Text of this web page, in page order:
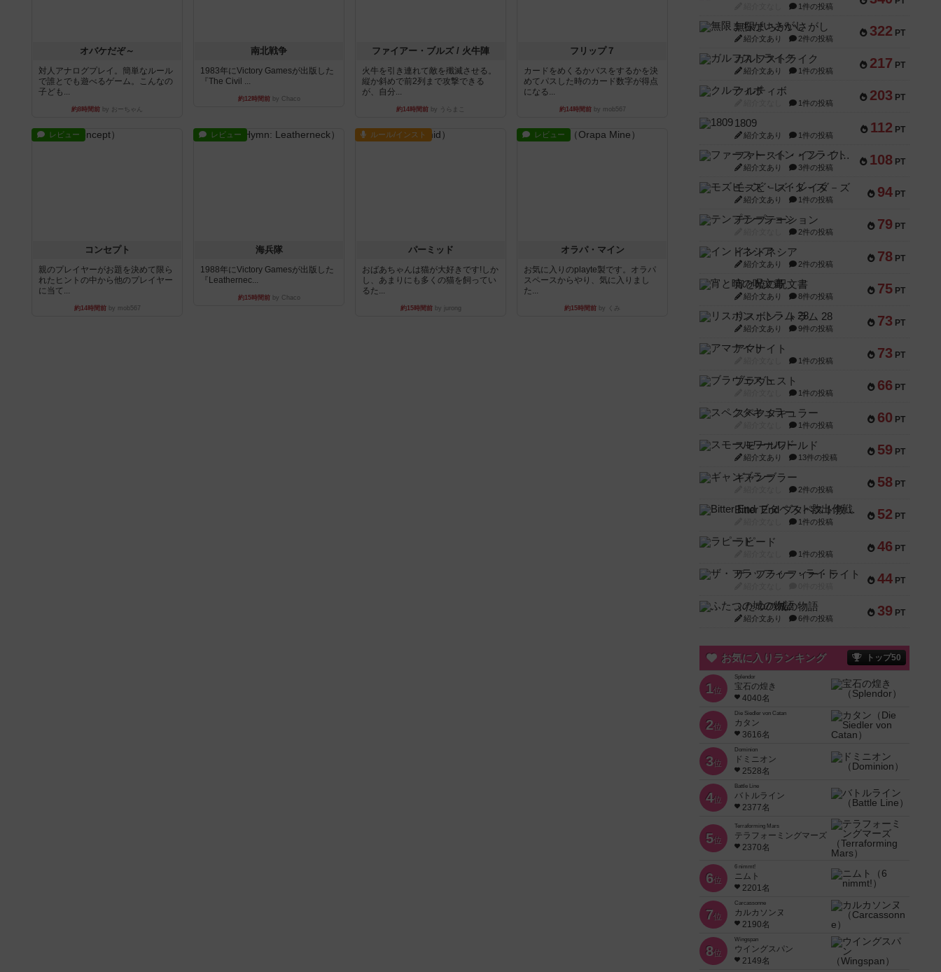
オバケだぞ～
対人アナログプレイ。簡単なルール
で誰とでも遊べるゲーム。こんなの
子ども...
約8時間前 by おーちゃん
南北戦争
1983年にVictory Gamesが出版した
『The Civil ...
約12時間前by Chaco
ファイアー・ブルズ / 火牛陣
火牛を引き連れて敵を殲滅させる。
縦か斜めで前2列まで攻撃できる
が、自分...
約14時間前 by うらまこ
フリップ７
カードをめくるかパスをするかを決
めてパスした時のカード数字が得点
になる...
約14時間前by mob567
レビュー
コンセプト
親のプレイヤーがお題を決めて限ら
れたヒントの中から他のプレイヤー
に当て...
約14時間前by mob567
レビュー
海兵隊
1988年にVictory Gamesが出版した
『Leathernec...
約15時間前by Chaco
ルール/インスト
パーミッド
おばあちゃんは猫が大好きです!しか
し、あまりにも多くの猫を飼ってい
るた...
約15時間前by jurong
レビュー
オラパ・マイン
お気に入りのplayte製です。オラパ
スペースからやり、気に入りまし
た...
約15時間前 by くみ
1件の投稿
322 PT
無限まちがいさがし
紹介文あり 2件の投稿
217 PT
ガルフストライク
紹介文あり 1件の投稿
203 PT
クルティボ
1件の投稿
112 PT
1809
紹介文あり 1件の投稿
108 PT
ファースト・イン・フライト
紹介文あり 3件の投稿
94 PT
モズビ－ズ・レイダ－ズ
紹介文あり 1件の投稿
79 PT
テンプテーション
2件の投稿
78 PT
インドネシア
紹介文あり 2件の投稿
75 PT
宵と暁の呪文書
紹介文あり 8件の投稿
73 PT
リスボン・トラム 28
紹介文あり 9件の投稿
73 PT
アマナイト
1件の投稿
66 PT
ブラヴェスト
1件の投稿
60 PT
スペクタキュラー
1件の投稿
59 PT
スモールワールド
紹介文あり 13件の投稿
58 PT
ギャンブラー
2件の投稿
52 PT
Bitter End ブタペスト救出作戦
1件の投稿
46 PT
ラピード
1件の投稿
44 PT
ザ・フラッフィー・ライト
39 PT
ふたつの城の物語
紹介文あり 6件の投稿
お気に入りランキング トップ50
1位
Splendor
宝石の煌き
4040名
2位
Die Siedler von Catan
カタン
3616名
3位
Dominion
ドミニオン
2528名
4位
Battle Line
バトルライン
2377名
5位
Terraforming Mars
テラフォーミングマーズ
2370名
6位
6 nimmt!
ニムト
2201名
7位
Carcassonne
カルカソンヌ
2190名
8位
Wingspan
ウイングスパン
2149名